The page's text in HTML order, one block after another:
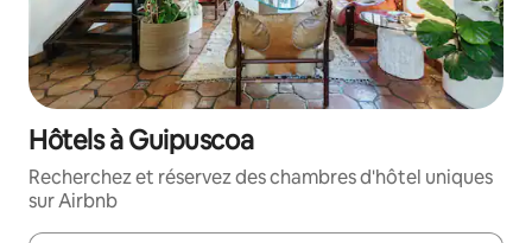
Hôtels à Guipuscoa
Recherchez et réservez des chambres d'hôtel uniques
sur Airbnb